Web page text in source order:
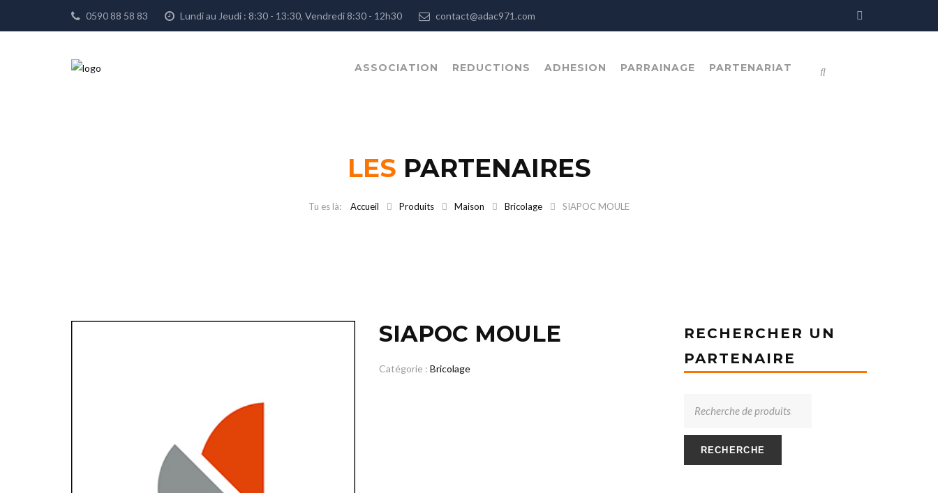
0590 88 58 83 Lundi au Jeudi : 8:30 - 13:30, Vendredi 8:30 - 12h30 contact@adac971.com
ASSOCIATION REDUCTIONS ADHESION PARRAINAGE PARTENARIAT
LES PARTENAIRES
Accueil Produits Maison Bricolage SIAPOC MOULE
SIAPOC MOULE
Catégorie : Bricolage
RECHERCHER UN
PARTENAIRE
RECHERCHE